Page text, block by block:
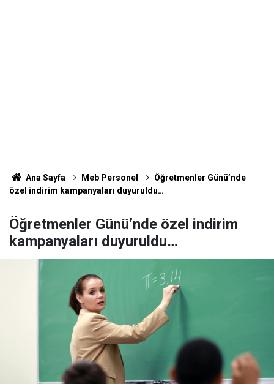
Ana Sayfa Meb Personel
Öğretmenler Günü’nde
özel indirim kampanyaları duyuruldu…
Öğretmenler Günü’nde özel indirim
kampanyaları duyuruldu…